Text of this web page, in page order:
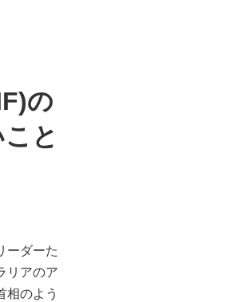
の
と
ーダーた
リアのア
相のよう